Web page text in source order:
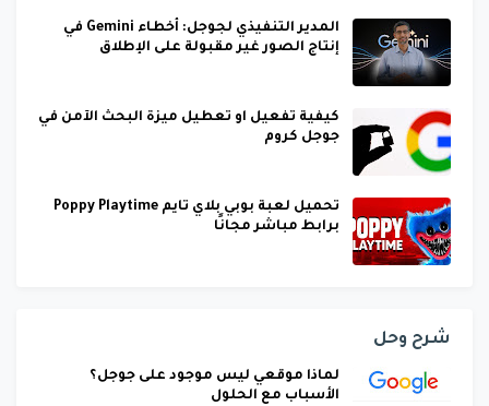
المدير التنفيذي لجوجل: أخطاء Gemini في
إنتاج الصور غير مقبولة على الإطلاق
كيفية تفعيل او تعطيل ميزة البحث الآمن في
جوجل كروم
تحميل لعبة بوبي بلاي تايم Poppy Playtime
برابط مباشر مجانًا
شرح وحل
لماذا موقعي ليس موجود على جوجل؟
الأسباب مع الحلول